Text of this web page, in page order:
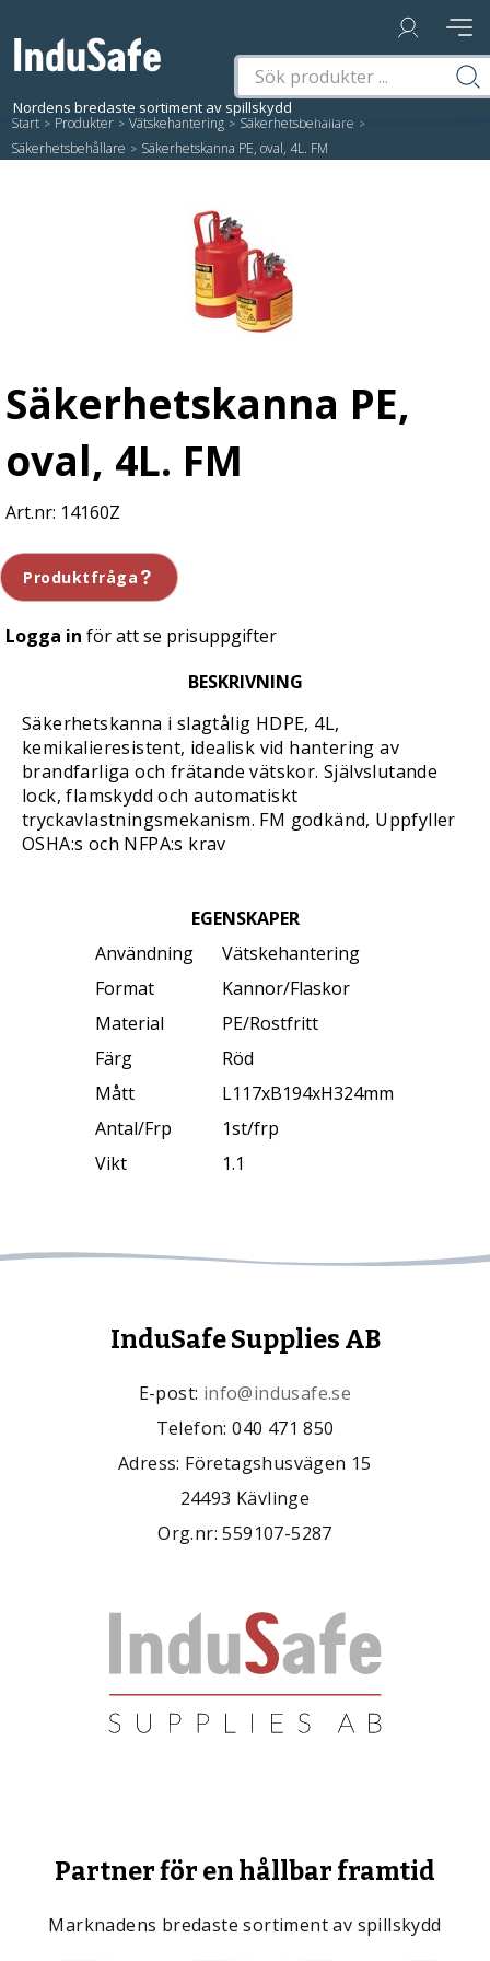
Start / Produkter / Vätskehantering / Säkerhetsbehållare /
Säkerhetsbehållare / Säkerhetskanna PE, oval, 4L. FM
Säkerhetskanna PE,
oval, 4L. FM
14160Z
Produktfråga
Logga in för att se prisuppgifter
BESKRIVNING
Säkerhetskanna i slagtålig HDPE, 4L,
kemikalieresistent, idealisk vid hantering av
brandfarliga och frätande vätskor. Självslutande
lock, flamskydd och automatiskt
tryckavlastningsmekanism. FM godkänd, Uppfyller
OSHA:s och NFPA:s krav
EGENSKAPER
Användning
Vätskehantering
Format
Kannor/Flaskor
Material
PE/Rostfritt
Färg
Röd
Mått
L117xB194xH324mm
Antal/Frp
1st/frp
Vikt
1.1
InduSafe Supplies AB
E-post: info@indusafe.se
Telefon: 040 471 850
Adress: Företagshusvägen 15
24493 Kävlinge
Org.nr: 559107-5287
Partner för en hållbar framtid
Marknadens bredaste sortiment av spillskydd